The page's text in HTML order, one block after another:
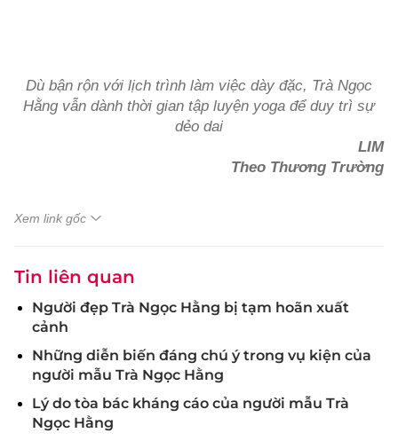
Dù bận rộn với lịch trình làm việc dày đặc, Trà Ngọc
Hằng vẫn dành thời gian tập luyện yoga để duy trì sự
dẻo dai
LIM
Theo Thương Trường
Xem link gốc
Tin liên quan
Người đẹp Trà Ngọc Hằng bị tạm hoãn xuất
cảnh
Những diễn biến đáng chú ý trong vụ kiện của
người mẫu Trà Ngọc Hằng
Lý do tòa bác kháng cáo của người mẫu Trà
Ngọc Hằng